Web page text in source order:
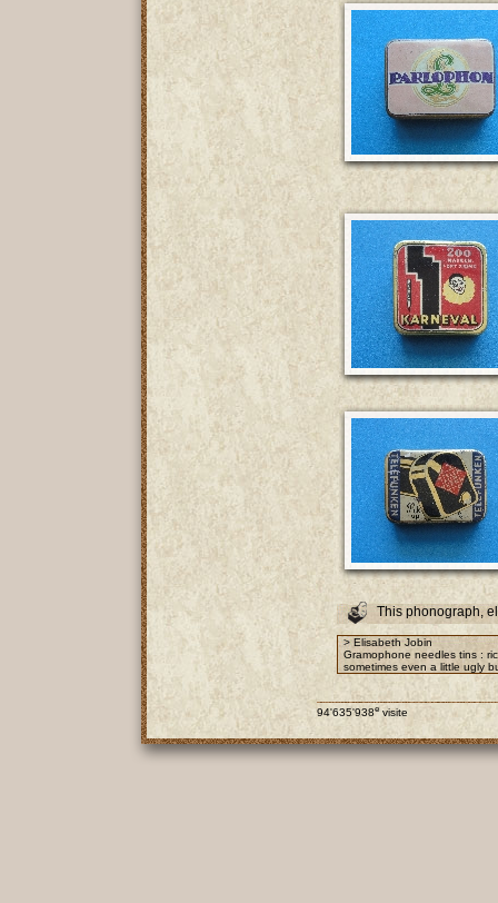
This phonograph,
> Elisabeth Jobin
Gramophone needles tins :
sometimes even a little ugly
94'635'938e visite